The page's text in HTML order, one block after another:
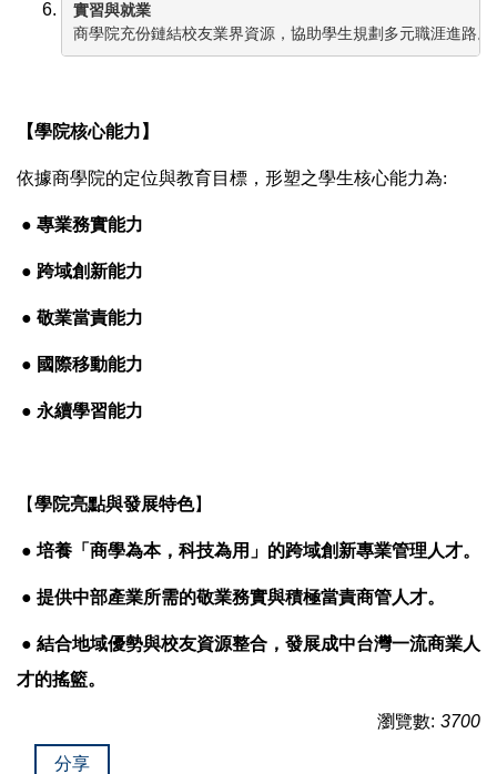
實習與就業
商學院充份鏈結校友業界資源，協助學生規劃多元職涯進路
【學院核心能力】
依據商學院的定位與教育目標，形塑之學生核心能力為:
● 專業務實能力
● 跨域創新能力
● 敬業當責能力
● 國際移動能力
● 永續學習能力
【學院亮點與發展特色】
● 培養「商學為本，科技為用」的跨域創新專業管理人才。
● 提供中部產業所需的敬業務實與積極當責商管人才。
● 結合地域優勢與校友資源整合，發展成中台灣一流商業人
才的搖籃。
瀏覽數: 3700
分享